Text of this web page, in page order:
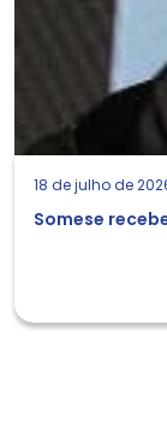
18 de julho de
Somese